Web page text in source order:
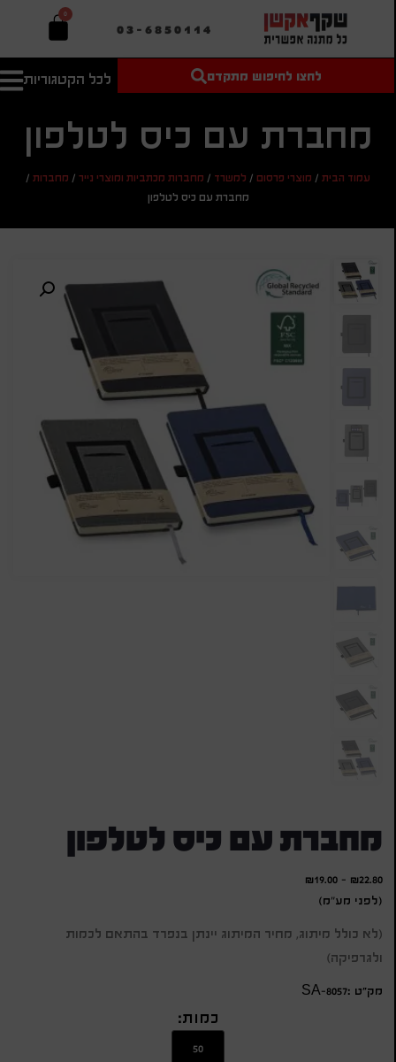
03-6850114
0
לכל הקטגוריות
טקסט חופשי
מחיר מיני'
חיפוש
אישית
לחצו לחיפוש מתקדם
מחברת עם כיס לטלפון
עמוד הבית/ מוצרי פרסום/ למשרד/ מחברות מכתביות ומוצרי נייר/ מחברות/
מחברת עם כיס לטלפון
מחברת עם כיס לטלפון
₪22.80
-
₪19.00
(לפני מע"מ)
(לא כולל מיתוג, מחיר המיתוג יינתן בנפרד בהתאם לכמות
ולגרפיקה)
מק״ט :SA-8057
כמות: